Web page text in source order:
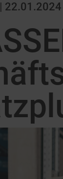
22.01.2024